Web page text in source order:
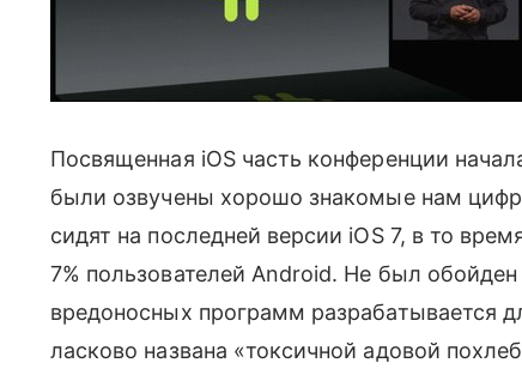
Посвященная iOS часть конференции
были озвучены хорошо знакомые нам
сидят на последней версии iOS 7, в то
7% пользователей Android. Не был
вредоносных программ
ласково названа «токсичной адовой